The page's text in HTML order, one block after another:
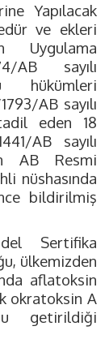
Yapılacak
ve ekleri
Uygulama
AB sayılı
hükümleri
AB sayılı
eden 18
AB sayılı
AB Resmi
nüshasında
bildirilmiş
Sertifika
ülkemizden
aflatoksin
okratoksin A
getirildiği